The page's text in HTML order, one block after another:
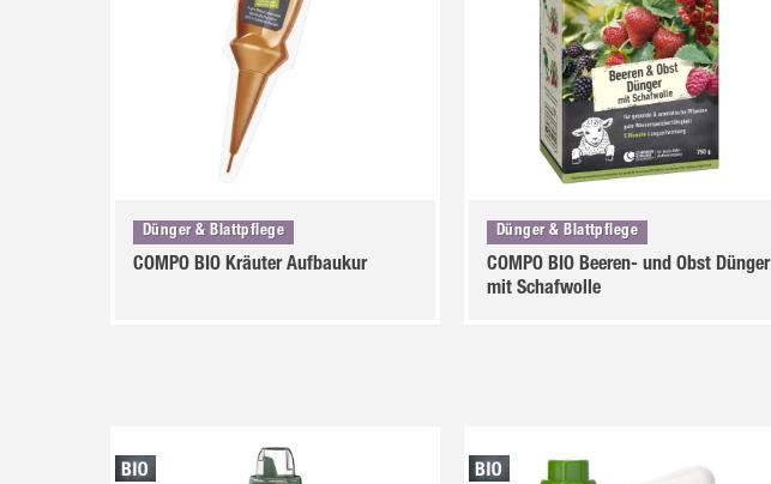
Dünger & Blattpflege
COMPO BIO Kräuter Aufbaukur
Dünger & Blattpflege
COMPO BIO Beeren- und Obst Dünger
mit Schafwolle